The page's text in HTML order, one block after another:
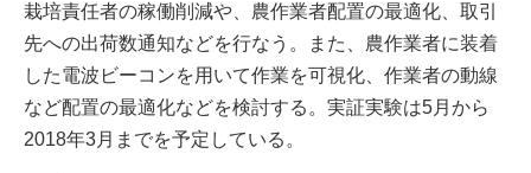
栽培責任者の稼働削減や、農作業者配置の最適化、取引
先への出荷数通知などを行なう。また、農作業者に装着
した電波ビーコンを用いて作業を可視化、作業者の動線
など配置の最適化などを検討する。実証実験は5月から
2018年3月までを予定している。